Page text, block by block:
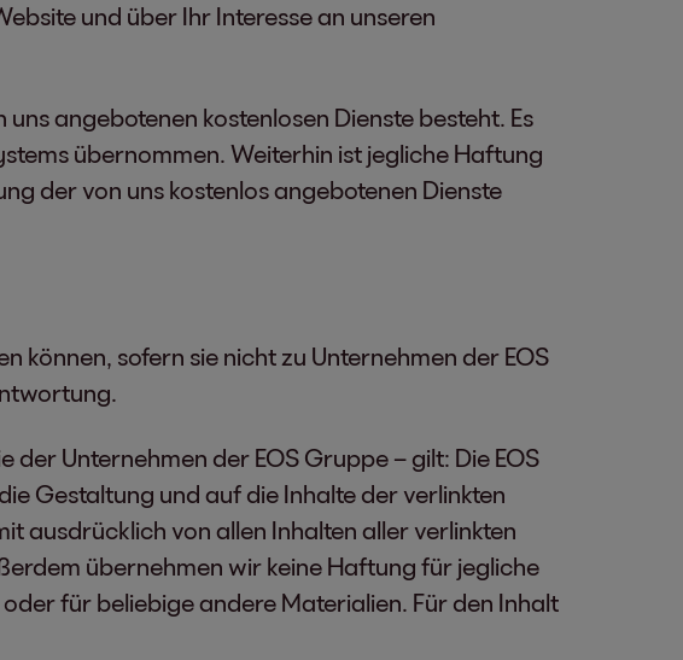
und über Ihr Interesse an unseren
angebotenen kostenlosen Dienste besteht. Es
übernommen. Weiterhin ist jegliche Haftung
der von uns kostenlos angebotenen Dienste
können, sofern sie nicht zu Unternehmen der EOS
der Unternehmen der EOS Gruppe – gilt: Die EOS
Gestaltung und auf die Inhalte der verlinkten
ausdrücklich von allen Inhalten aller verlinkten
übernehmen wir keine Haftung für jegliche
für beliebige andere Materialien. Für den Inhalt